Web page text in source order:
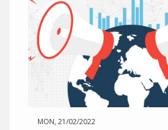
MON, 21/02/2022